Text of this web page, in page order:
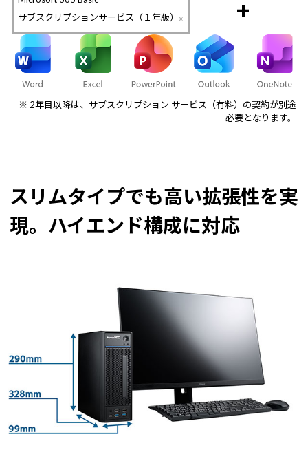
サブスクリプションサービス（１年版）
※ +
※ 2年目以降は、サブスクリプション サービス（有料）の契約が別途
必要となります。
スリムタイプでも高い拡張性を実
現。ハイエンド構成に対応